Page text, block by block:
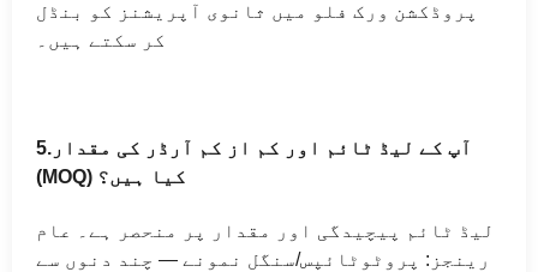
پروڈکشن ورک فلو میں ثانوی آپریشنز کو بنڈل
کر سکتے ہیں۔
5. آپ کے لیڈ ٹائم اور کم از کم آرڈر کی مقدار
(MOQ) کیا ہیں؟
لیڈ ٹائم پیچیدگی اور مقدار پر منحصر ہے۔ عام
رینجز: پروٹوٹائپس/سنگل نمونے — چند دنوں سے